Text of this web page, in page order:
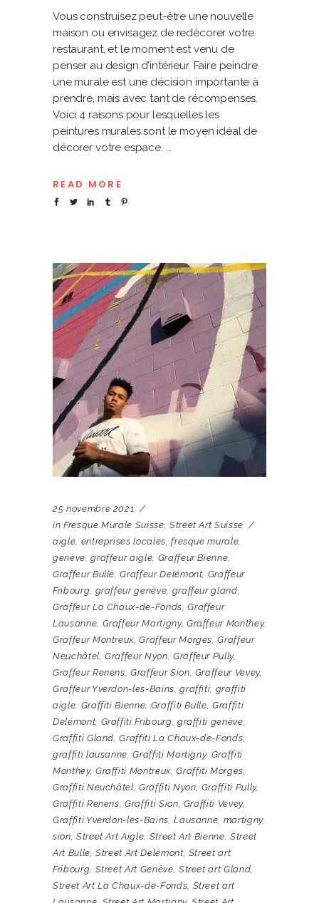
Vous construisez peut-être une nouvelle
maison ou envisagez de redécorer votre
restaurant, et le moment est venu de
penser au design d’intérieur. Faire peindre
une murale est une décision importante à
prendre, mais avec tant de récompenses.
Voici 4 raisons pour lesquelles les
peintures murales sont le moyen idéal de
décorer votre espace.
READ MORE
25 novembre 2021
in Fresque Murale Suisse, Street Art Suisse
aigle, entreprises locales,fresque murale,
genève,graffeur aigle, Graffeur Bienne,
Graffeur Bulle,Graffeur Delémont, Graffeur
Fribourg, graffeur genève, graffeur gland,
Graffeur La Chaux-de-Fonds,Graffeur
Lausanne, Graffeur Martigny, Graffeur Monthey,
Graffeur Montreux,Graffeur Morges,Graffeur
Neuchâtel,Graffeur Nyon, Graffeur Pully,
Graffeur Renens,Graffeur Sion, Graffeur Vevey,
Graffeur Yverdon-les-Bains,graffiti, graffiti
aigle, Graffiti Bienne, Graffiti Bulle,Graffiti
Delémont, Graffiti Fribourg, graffiti genève,
Graffiti Gland,Graffiti La Chaux-de-Fonds,
graffiti lausanne,Graffiti Martigny, Graffiti
Monthey, Graffiti Montreux,Graffiti Morges,
Graffiti Neuchâtel,Graffiti Nyon, Graffiti Pully,
Graffiti Renens,Graffiti Sion, Graffiti Vevey,
Graffiti Yverdon-les-Bains,Lausanne, martigny,
sion, Street Art Aigle, Street Art Bienne,Street
Art Bulle,Street Art Delémont, Street art
Fribourg, Street Art Genève, Street art Gland,
Street Art La Chaux-de-Fonds, Street art